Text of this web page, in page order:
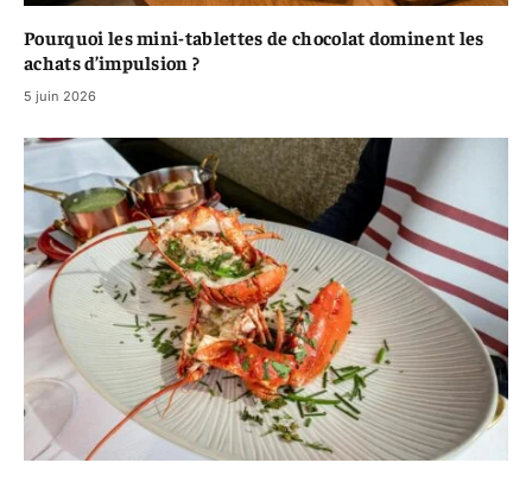
Pourquoi les mini-t‍ablet‌tes​ de chocolat do​minent les
achats d’impulsion ?
5 juin 2026